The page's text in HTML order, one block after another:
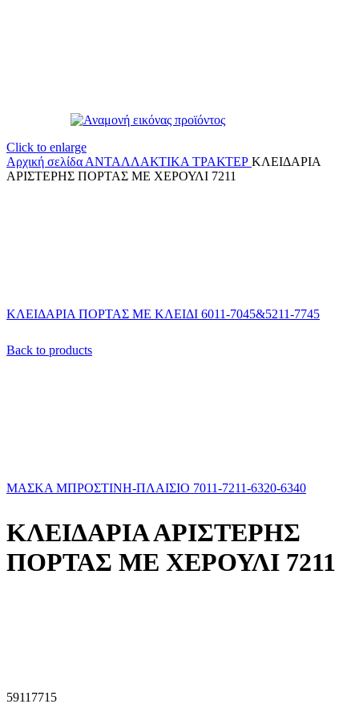
Click to enlarge
Αρχική σελίδα ΑΝΤΑΛΛΑΚΤΙΚΑ ΤΡΑΚΤΕΡ ΚΛΕΙΔΑΡΙΑ
ΑΡΙΣΤΕΡΗΣ ΠΟΡΤΑΣ ΜΕ ΧΕΡΟΥΛΙ 7211
ΚΛΕΙΔΑΡΙΑ ΠΟΡΤΑΣ ΜΕ ΚΛΕΙΔΙ 6011-7045&5211-7745
Back to products
ΜΑΣΚΑ ΜΠΡΟΣΤΙΝΗ-ΠΛΑΙΣΙΟ 7011-7211-6320-6340
ΚΛΕΙΔΑΡΙΑ ΑΡΙΣΤΕΡΗΣ
ΠΟΡΤΑΣ ΜΕ ΧΕΡΟΥΛΙ 7211
59117715